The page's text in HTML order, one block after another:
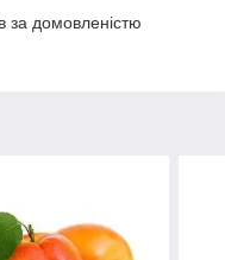
за домовленістю